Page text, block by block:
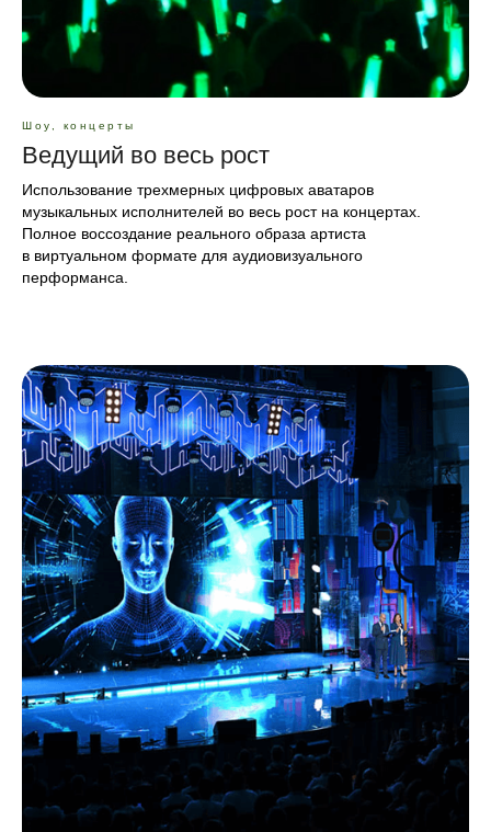
Шоу, концерты
Ведущий во весь рост
Использование трехмерных цифровых аватаров
музыкальных исполнителей во весь рост на концертах.
Полное воссоздание реального образа артиста
в виртуальном формате для аудиовизуального
перформанса.